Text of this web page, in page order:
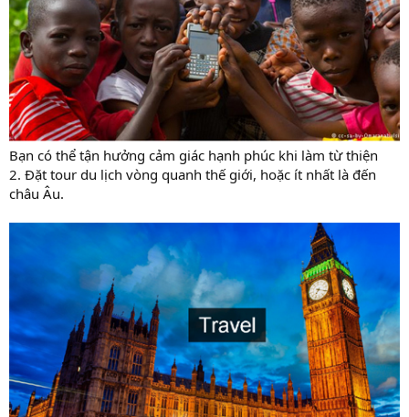
Bạn có thể tận hưởng cảm giác hạnh phúc khi làm từ thiện
2. Đặt tour du lịch vòng quanh thế giới, hoặc ít nhất là đến
châu Âu.